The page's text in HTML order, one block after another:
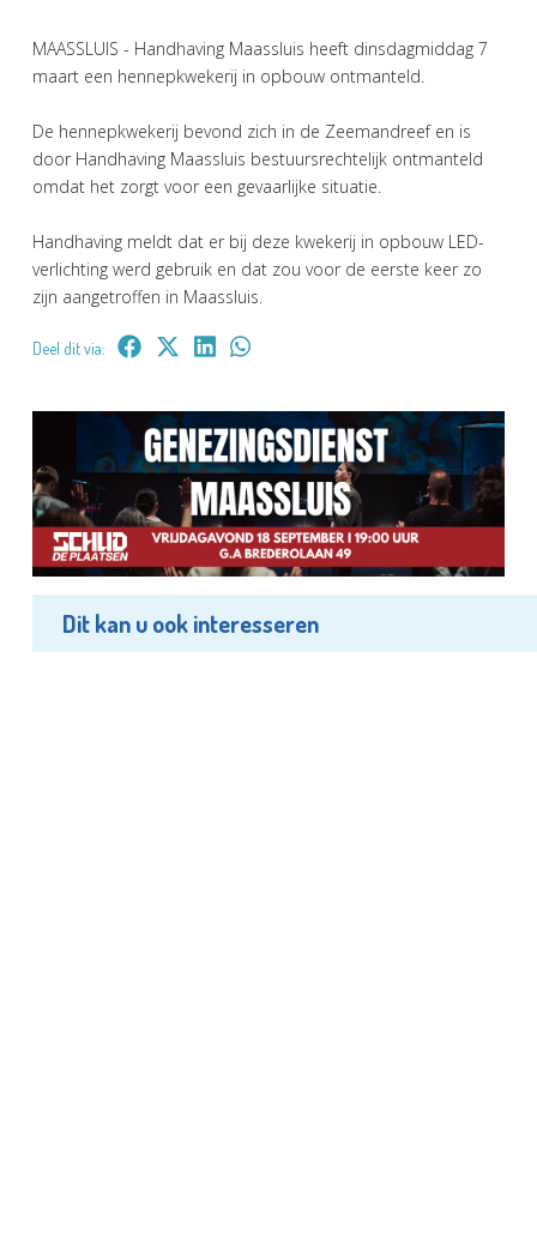
MAASSLUIS - Handhaving Maassluis heeft dinsdagmiddag 7
maart een hennepkwekerij in opbouw ontmanteld.
De hennepkwekerij bevond zich in de Zeemandreef en is
door Handhaving Maassluis bestuursrechtelijk ontmanteld
omdat het zorgt voor een gevaarlijke situatie.
Handhaving meldt dat er bij deze kwekerij in opbouw LED-
verlichting werd gebruik en dat zou voor de eerste keer zo
zijn aangetroffen in Maassluis.
Deel dit via:
Dit kan u ook interesseren